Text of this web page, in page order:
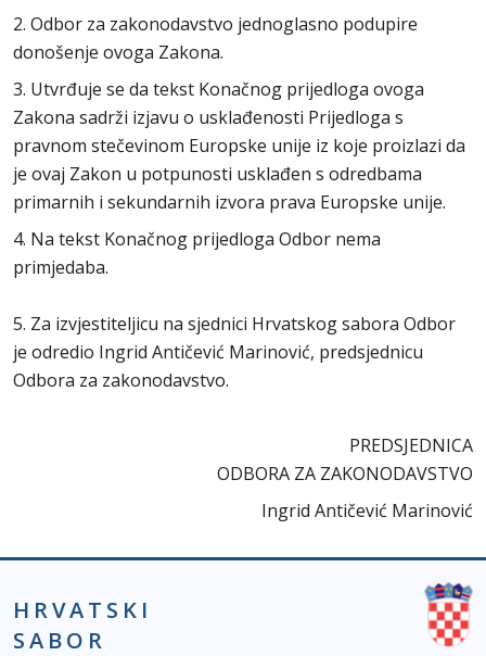
2. Odbor za zakonodavstvo jednoglasno podupire
donošenje ovoga Zakona.
3. Utvrđuje se da tekst Konačnog prijedloga ovoga
Zakona sadrži izjavu o usklađenosti Prijedloga s
pravnom stečevinom Europske unije iz koje proizlazi da
je ovaj Zakon u potpunosti usklađen s odredbama
primarnih i sekundarnih izvora prava Europske unije.
4. Na tekst Konačnog prijedloga Odbor nema
primjedaba.
5. Za izvjestiteljicu na sjednici Hrvatskog sabora Odbor
je odredio Ingrid Antičević Marinović, predsjednicu
Odbora za zakonodavstvo.
PREDSJEDNICA
ODBORA ZA ZAKONODAVSTVO
Ingrid Antičević Marinović
HRVATSKI
SABOR